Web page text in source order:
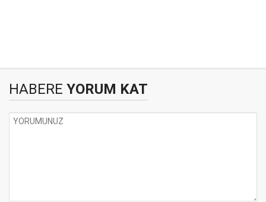
HABERE YORUM KAT